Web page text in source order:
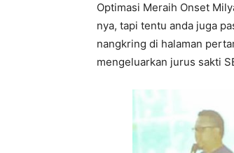
Optimasi Meraih Onset
nya, tapi tentu anda juga
nangkring di halaman
mengeluarkan jurus sakti